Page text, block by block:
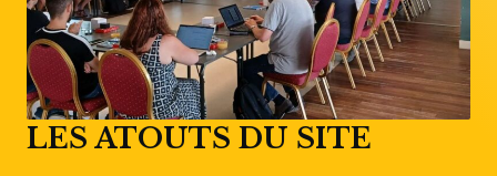
LES ATOUTS DU SITE